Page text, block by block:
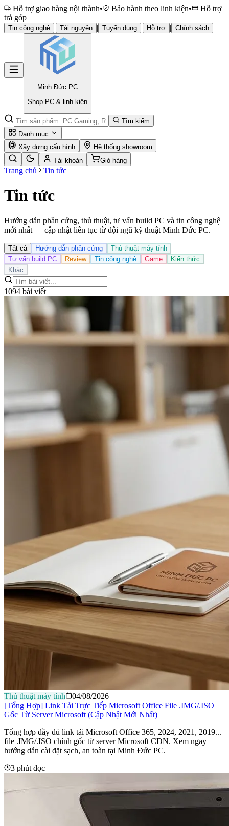
Hỗ trợ giao hàng nội thành• Bảo hành theo linh kiện•
Hỗ trợ
trả góp
Tin công nghệ | Tài nguyên | Tuyển dụng | Hỗ trợ | Chính sách
Minh Đức PC
Shop PC & linh kiện
Tìm kiếm
Danh mục
Xây dựng cấu hình
Hệ thống showroom
Tài khoản
Giỏ hàng
Trang chủ Tin tức
Tin tức
Hướng dẫn phần cứng, thủ thuật, tư vấn build PC và tin công nghệ
mới nhất — cập nhật liên tục từ đội ngũ kỹ thuật Minh Đức PC.
Tất cả Hướng dẫn phần cứng
Thủ thuật máy tính
Tư vấn build PC
Review Tin công nghệ Game
Kiến thức
Khác
1094 bài viết
Thủ thuật máy tính
04/08/2026
[Tổng Hợp] Link Tải Trực Tiếp Microsoft Office File .IMG/.ISO
Gốc Từ Server Microsoft (Cập Nhật Mới Nhất)
Tổng hợp đầy đủ link tải Microsoft Office 365, 2024, 2021, 2019...
file .IMG/.ISO chính gốc từ server Microsoft CDN. Xem ngay
hướng dẫn cài đặt sạch, an toàn tại Minh Đức PC.
3 phút đọc